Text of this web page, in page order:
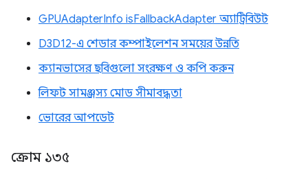
GPUAdapterInfo isFallbackAdapter অ্যাট্রিবিউট
D3D12-এ শেডার কম্পাইলেশন সময়ের উন্নতি
ক্যানভাসের ছবিগুলো সংরক্ষণ ও কপি করুন
লিফট সামঞ্জস্য মোড সীমাবদ্ধতা
ভোরের আপডেট
ক্রোম ১৩৫